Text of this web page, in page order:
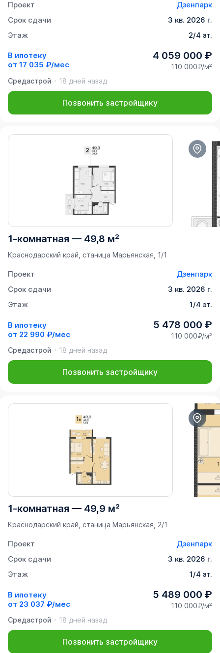
Проект
Дзенпарк
Срок сдачи
3 кв. 2026 г.
Этаж
2/4 эт.
В ипотеку
от 17 035 ₽/мес
4 059 000 ₽
110 000₽/м²
Средастрой
18 дней назад
Позвонить застройщику
1-комнатная — 49,8 м²
Краснодарский край, станица Марьянская, 1/1
Проект
Дзенпарк
Срок сдачи
3 кв. 2026 г.
Этаж
1/4 эт.
В ипотеку
от 22 990 ₽/мес
5 478 000 ₽
110 000₽/м²
Средастрой
18 дней назад
Позвонить застройщику
1-комнатная — 49,9 м²
Краснодарский край, станица Марьянская, 2/1
Проект
Дзенпарк
Срок сдачи
3 кв. 2026 г.
Этаж
1/4 эт.
В ипотеку
от 23 037 ₽/мес
5 489 000 ₽
110 000₽/м²
Средастрой
18 дней назад
Позвонить застройщику